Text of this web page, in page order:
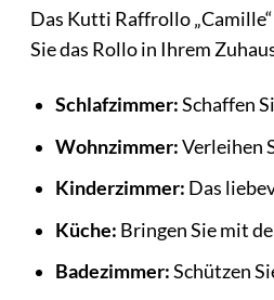
Das Kutti Raffrollo
Sie das Rollo in Ihrem
Schlafzimmer:Schaffen
Wohnzimmer:Verleihen
Kinderzimmer: Das
Küche: Bringen Sie mit
Badezimmer:Schützen